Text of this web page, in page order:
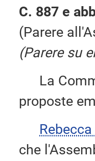
C. 887 e
(Parere
(Parere su
La
proposte
che